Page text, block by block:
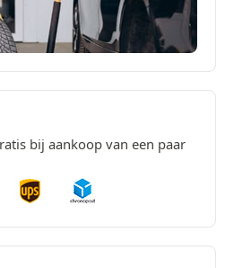
bij aankoop van een paar